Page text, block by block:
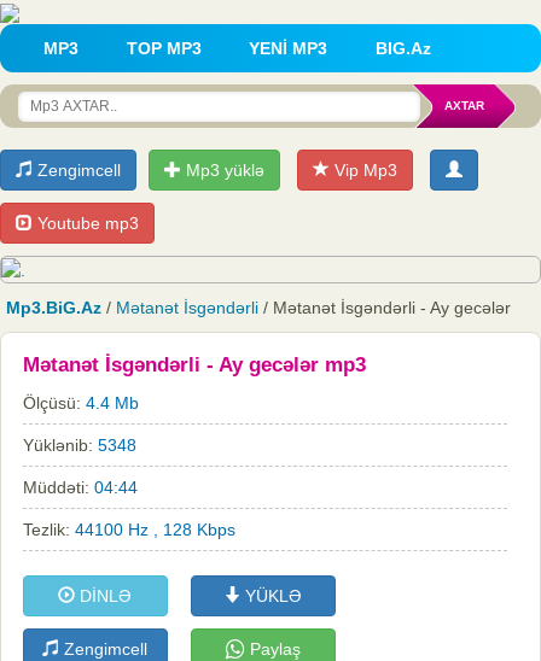
MP3 TOP MP3 YENİ MP3 BIG.Az
Zengimcell Mp3 yüklə Vip Mp3
Youtube mp3
Mp3.BiG.Az / Mətanət İsgəndərli / Mətanət İsgəndərli - Ay gecələr
Mətanət İsgəndərli - Ay gecələr mp3
Ölçüsü: 4.4 Mb
Yüklənib: 5348
Müddəti: 04:44
Tezlik: 44100 Hz , 128 Kbps
DİNLƏ YÜKLƏ
Zengimcell Paylaş